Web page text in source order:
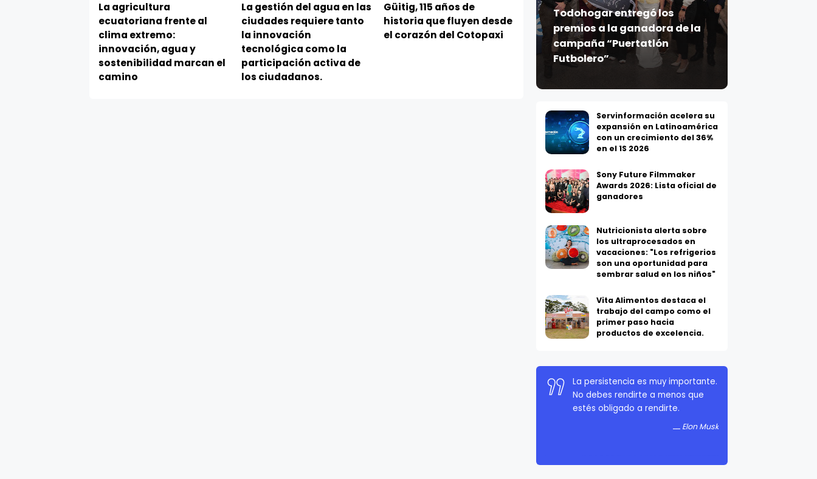
La agricultura
ecuatoriana frente al
clima extremo:
innovación, agua y
sostenibilidad marcan el
camino
La gestión del agua en las
ciudades requiere tanto
la innovación
tecnológica como la
participación activa de
los ciudadanos.
Güitig, 115 años de
historia que fluyen desde
el corazón del Cotopaxi
Todohogar entregó los
premios a la ganadora de la
campaña “Puertatlón
Futbolero”
Servinformación acelera su
expansión en Latinoamérica
con un crecimiento del 36%
en el 1S 2026
Sony Future Filmmaker
Awards 2026: Lista oficial de
ganadores
Nutricionista alerta sobre
los ultraprocesados en
vacaciones: "Los refrigerios
son una oportunidad para
sembrar salud en los niños"
Vita Alimentos destaca el
trabajo del campo como el
primer paso hacia
productos de excelencia.
La persistencia es muy importante.
No debes rendirte a menos que
estés obligado a rendirte.
Elon Musk